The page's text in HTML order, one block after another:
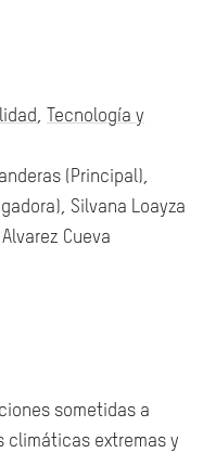
,
Tecnología y
(Principal),
Silvana Loayza
Cueva
sometidas a
climáticas extremas y